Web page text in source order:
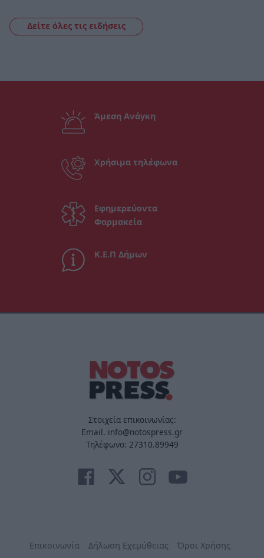
Δείτε όλες τις ειδήσεις
Άμεση Ανάγκη
Χρήσιμα τηλέφωνα
Εφημερεύοντα
Φαρμακεία
Κ.Ε.Π Δήμων
Στοιχεία επικοινωνίας:
Email. info@notospress.gr
Τηλέφωνο: 27310.89949
Επικοινωνία Δήλωση Εχεμύθειας Όροι Χρήσης